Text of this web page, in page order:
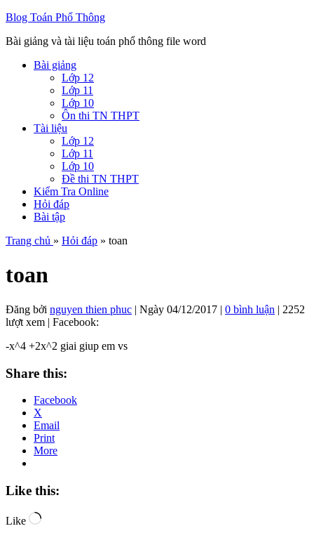
Blog Toán Phổ Thông
Bài giảng và tài liệu toán phổ thông file word
Bài giảng
Lớp 12
Lớp 11
Lớp 10
Ôn thi TN THPT
Tài liệu
Lớp 12
Lớp 11
Lớp 10
Đề thi TN THPT
Kiểm Tra Online
Hỏi đáp
Bài tập
Trang chủ » Hỏi đáp » toan
toan
Đăng bởi nguyen thien phuc | Ngày 04/12/2017 | 0 bình luận | 2252
lượt xem | Facebook:
-x^4 +2x^2 giai giup em vs
Share this:
Facebook
X
Email
Print
More
Like this:
Like Loading…